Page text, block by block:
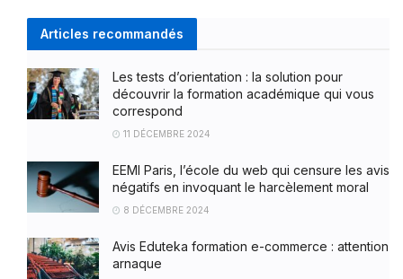
Articles recommandés
Les tests d’orientation : la solution pour
découvrir la formation académique qui vous
correspond
11 DÉCEMBRE 2024
EEMI Paris, l’école du web qui censure les avis
négatifs en invoquant le harcèlement moral
8 DÉCEMBRE 2024
Avis Eduteka formation e-commerce : attention
arnaque